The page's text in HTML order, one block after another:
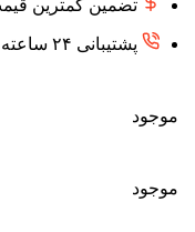
تضمین کمترین
پشتیبانی ۲۴ ساعته
موجود
موجود